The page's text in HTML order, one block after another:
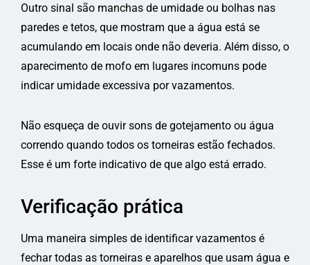
Outro sinal são manchas de umidade ou bolhas nas
paredes e tetos, que mostram que a água está se
acumulando em locais onde não deveria. Além disso, o
aparecimento de mofo em lugares incomuns pode
indicar umidade excessiva por vazamentos.
Não esqueça de ouvir sons de gotejamento ou água
correndo quando todos os torneiras estão fechados.
Esse é um forte indicativo de que algo está errado.
Verificação prática
Uma maneira simples de identificar vazamentos é
fechar todas as torneiras e aparelhos que usam água e